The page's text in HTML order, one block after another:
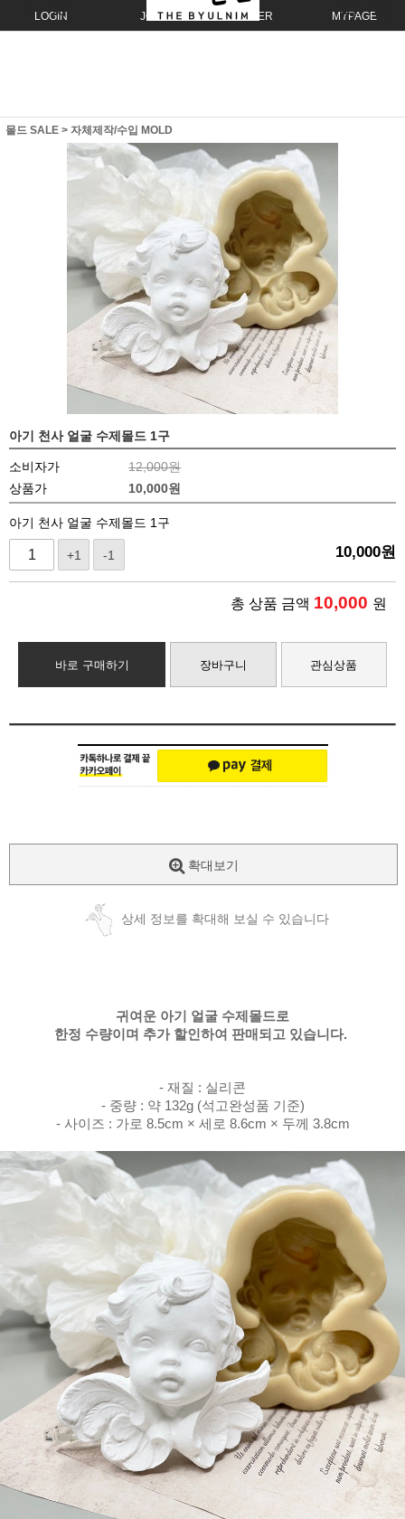
LOGIN JOIN ORDER MYPAGE
몰드 SALE > 자체제작/수입 MOLD
아기 천사 얼굴 수제몰드 1구
소비자가
12,000원
상품가
10,000원
아기 천사 얼굴 수제몰드 1구
+1 -1 10,000원
총 상품 금액 10,000 원
바로 구매하기 장바구니 관심상품
확대보기
상세 정보를 확대해 보실 수 있습니다
귀여운 아기 얼굴 수제몰드로
한정 수량이며 추가 할인하여 판매되고 있습니다.
- 재질 : 실리콘
- 중량 : 약 132g (석고완성품 기준)
- 사이즈 : 가로 8.5cm × 세로 8.6cm × 두께 3.8cm